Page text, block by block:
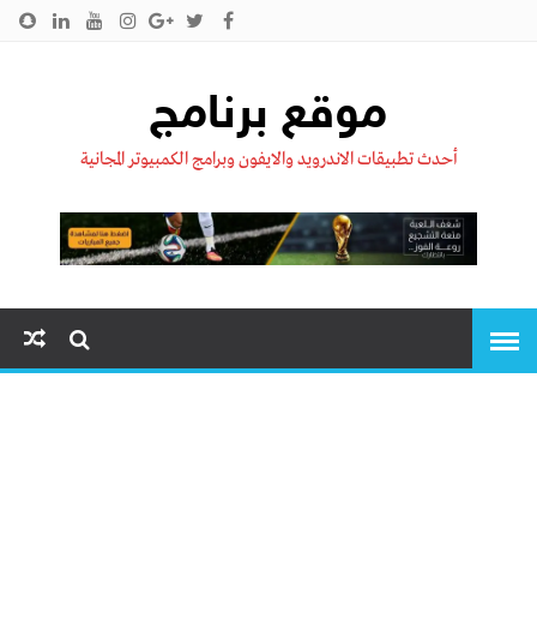
موقع برنامج
أحدث تطبيقات الاندرويد والايفون وبرامج الكمبيوتر المجانية